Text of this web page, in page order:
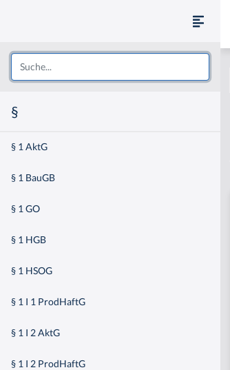
§
§ 1 AktG
§ 1 BauGB
§ 1 GO
§ 1 HGB
§ 1 HSOG
§ 1 I 1 ProdHaftG
§ 1 I 2 AktG
§ 1 I 2 ProdHaftG